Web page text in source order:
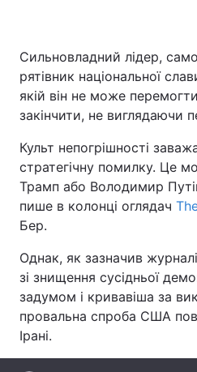
Україна
Економіка
Спорт
Техно і зв'язок
Зброя
Здоров'я
Цікавинки
Лонгріди
Сильновладний лідер,
рятівник національної
якій він не може
закінчити, не виглядаючи
Культ непогрішності
стратегічну помилку. Це
Трамп або Володимир
пише в колонці оглядач
Бер.
Однак, як зазначив
зі знищення сусідньої
задумом і кривавіша за
провальна спроба США
Ірані.